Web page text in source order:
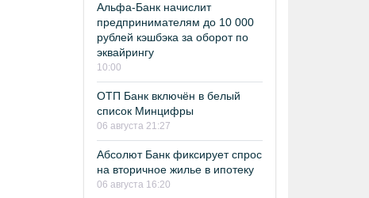
Альфа-Банк начислит
предпринимателям до 10 000
рублей кэшбэка за оборот по
эквайрингу
10:00
ОТП Банк включён в белый
список Минцифры
06 августа 21:27
Абсолют Банк фиксирует спрос
на вторичное жилье в ипотеку
06 августа 16:20